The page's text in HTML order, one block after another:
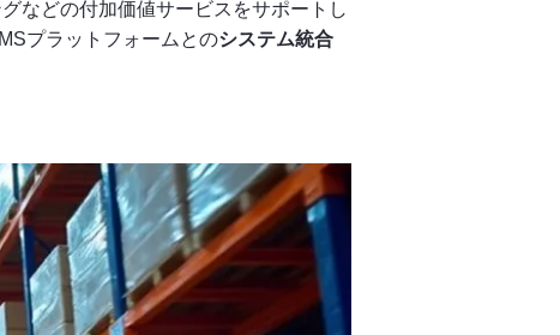
などの付加価値サービスをサポートし
プラットフォームとのシステム統合